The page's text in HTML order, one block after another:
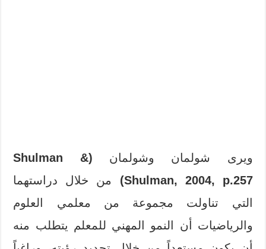
ويرى شولمان وشولمان
(Shulman &
Shulman, 2004, p.257)
من خلال دراستهما
التي تناولت مجموعة من معلمي العلوم
والرياضيات أن النمو المهني للمعلم يتطلب منه